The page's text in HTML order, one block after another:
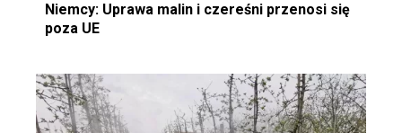
Niemcy: Uprawa malin i czereśni przenosi się
poza UE